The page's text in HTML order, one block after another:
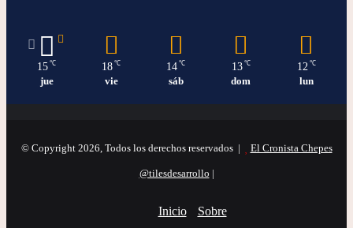
15 ℃
jue
18 ℃
vie
14 ℃
sáb
13 ℃
dom
12 ℃
lun
© Copyright 2026, Todos los derechos reservados | El Cronista Chepes
@tilesdesarrollo |
Inicio Sobre